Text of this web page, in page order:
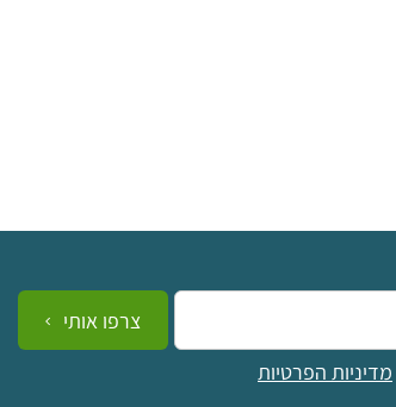
מדיניות הפרטיות
צרפו אותי